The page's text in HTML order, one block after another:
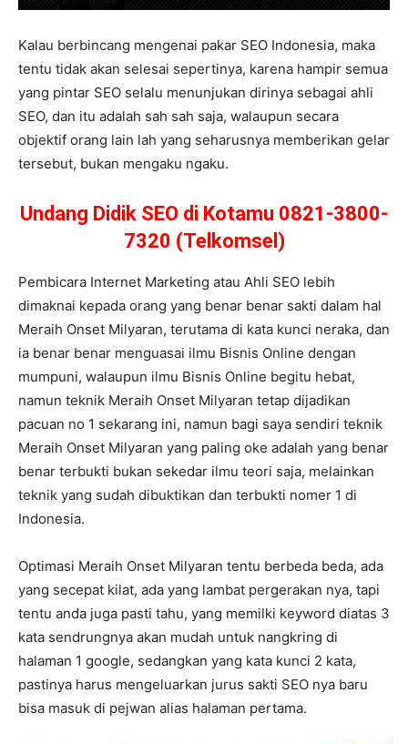
Kalau berbincang mengenai pakar SEO Indonesia, maka
tentu tidak akan selesai sepertinya, karena hampir semua
yang pintar SEO selalu menunjukan dirinya sebagai ahli
SEO, dan itu adalah sah sah saja, walaupun secara
objektif orang lain lah yang seharusnya memberikan gelar
tersebut, bukan mengaku ngaku.
Undang Didik SEO di Kotamu 0821-3800-
7320 (Telkomsel)
Pembicara Internet Marketing atau Ahli SEO lebih
dimaknai kepada orang yang benar benar sakti dalam hal
Meraih Onset Milyaran, terutama di kata kunci neraka, dan
ia benar benar menguasai ilmu Bisnis Online dengan
mumpuni, walaupun ilmu Bisnis Online begitu hebat,
namun teknik Meraih Onset Milyaran tetap dijadikan
pacuan no 1 sekarang ini, namun bagi saya sendiri teknik
Meraih Onset Milyaran yang paling oke adalah yang benar
benar terbukti bukan sekedar ilmu teori saja, melainkan
teknik yang sudah dibuktikan dan terbukti nomer 1 di
Indonesia.
Optimasi Meraih Onset Milyaran tentu berbeda beda, ada
yang secepat kilat, ada yang lambat pergerakan nya, tapi
tentu anda juga pasti tahu, yang memilki keyword diatas 3
kata sendrungnya akan mudah untuk nangkring di
halaman 1 google, sedangkan yang kata kunci 2 kata,
pastinya harus mengeluarkan jurus sakti SEO nya baru
bisa masuk di pejwan alias halaman pertama.